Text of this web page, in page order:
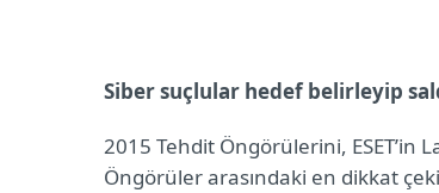
Siber suçlular hedef belirleyip
2015 Tehdit Öngörülerini, ESET’in
Öngörüler arasındaki en dikkat